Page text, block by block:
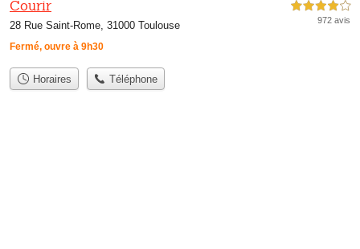
Courir
28 Rue Saint-Rome, 31000 Toulouse
Fermé, ouvre à 9h30
4,0 étoiles sur 5
972 avis
Horaires Téléphone